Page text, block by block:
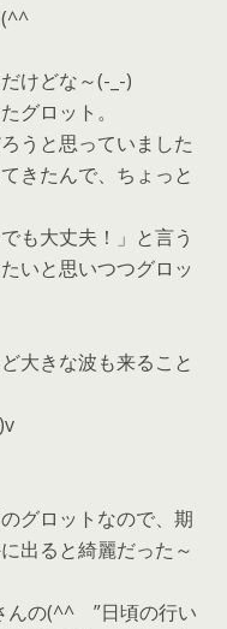
ゞ
けどな～(-_-)
グロット。
うと思っていました
きたんで、ちょっと
も大丈夫！」と言う
いと思いつつグロッ
大きな波も来ること
グロットなので、期
出ると綺麗だった～
んの(^^ゞ”日頃の行い